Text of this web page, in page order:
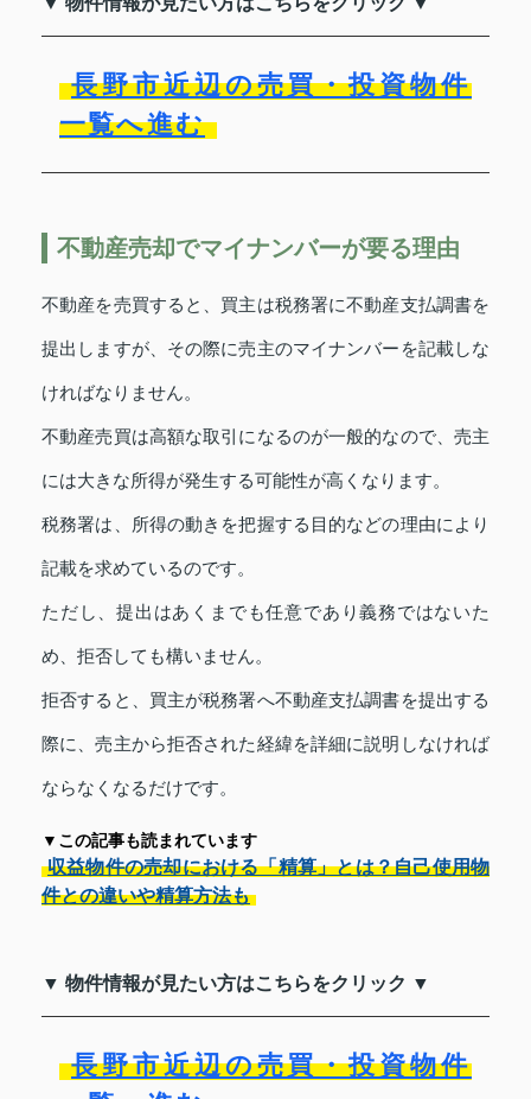
長野市近辺の売買・投資物件
一覧へ進む
不動産売却でマイナンバーが要る理由
不動産を売買すると、買主は税務署に不動産支払調書を
提出しますが、その際に売主のマイナンバーを記載しな
ければなりません。
不動産売買は高額な取引になるのが一般的なので、売主
には大きな所得が発生する可能性が高くなります。
税務署は、所得の動きを把握する目的などの理由により
記載を求めているのです。
ただし、提出はあくまでも任意であり義務ではないた
め、拒否しても構いません。
拒否すると、買主が税務署へ不動産支払調書を提出する
際に、売主から拒否された経緯を詳細に説明しなければ
ならなくなるだけです。
▼この記事も読まれています
収益物件の売却における「精算」とは？自己使用物
件との違いや精算方法も
▼ 物件情報が見たい方はこちらをクリック ▼
長野市近辺の売買・投資物件